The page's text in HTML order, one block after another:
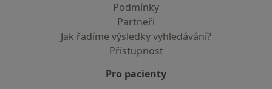
Podmínky
Partneři
Jak řadíme výsledky vyhledávání?
Přístupnost
Pro pacienty